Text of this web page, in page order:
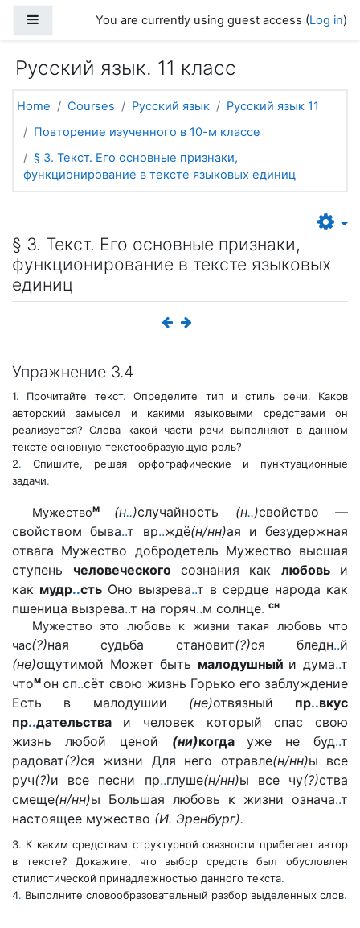
Side panelYou are currently using guest access (Log in)
Русский язык. 11 класс
Home Courses Русский язык
Русский язык 11
Повторение изученного в 10-м классе
§ 3. Текст. Его основные признаки,
функционирование в тексте языковых единиц
§ 3. Текст. Его основные признаки,
функционирование в тексте языковых
единиц
Упражнение 3.4
1. Прочитайте текст. Определите тип и стиль речи. Каков
авторскийзамысел и какими языковыми средствами он
реализуется? Слова какой части речи выполняют в данном
тексте основную текстообразующую роль?
2. Спишите, решая орфографические и пунктуационные
задачи.
Мужеством (н..)случайность (н..)свойство —
свойством быва..т вр..ждё(н/нн)ая и безудержная
отвага Мужество добродетель Мужество высшая
ступень человеческого сознания каклюбовь и
как мудр..сть Оно вызрева..т в сердце народа как
пшеница вызрева..т на горяч..м солнце. сн
Мужество это любовь к жизни такая любовь что
час(?)ная судьба становит(?)ся бледн..й
(не)ощутимой Может быть малодушный и дума..т
чтом он сп..сёт свою жизнь Горько его заблуждение
Есть в малодушии (не)отвязный пр..вкус
пр..дательства и человек который спас свою
жизнь любой ценой (ни)когдауже не буд..т
радоват(?)ся жизни Для него отравле(н/нн)ы все
руч(?)и все песни пр..глуше(н/нн)ы все чу(?)ства
смеще(н/нн)ы Большая любовь к жизни означа..т
настоящее мужество (И. Эренбург).
3. К каким средствам структурной связности прибегает автор
в тексте? Докажите, что выбор средств был обусловлен
стилистической принадлежностью данного текста.
4. Выполните словообразовательный разбор выделенных слов.